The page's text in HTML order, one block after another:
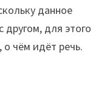
данное
другом, для этого
о чём идёт речь.